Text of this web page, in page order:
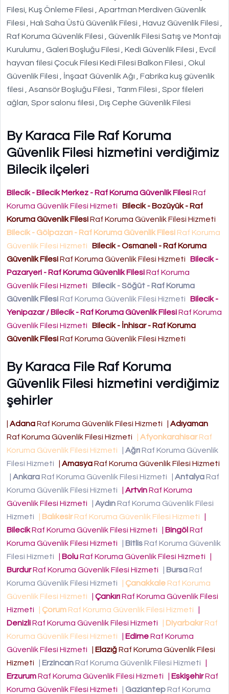
Filesi, Kuş Önleme Filesi , Apartman Merdiven Güvenlik
Filesi , Halı Saha Üstü Güvenlik Filesi , Havuz Güvenlik Filesi ,
Raf Koruma Güvenlik Filesi , Güvenlik Filesi Satış ve Montajı
Kurulumu , Galeri Boşluğu Filesi , Kedi Güvenlik Filesi , Evcil
hayvan filesi Çocuk Filesi Kedi Filesi Balkon Filesi , Okul
Güvenlik Filesi , İnşaat Güvenlik Ağı , Fabrika kuş güvenlik
filesi , Asansör Boşluğu Filesi , Tarım Filesi , Spor fileleri
ağları, Spor salonu filesi , Dış Cephe Güvenlik Filesi
By Karaca File Raf Koruma
Güvenlik Filesi hizmetini verdiğimiz
Bilecik ilçeleri
Bilecik - Bilecik Merkez - Raf Koruma Güvenlik FilesiRaf
Koruma Güvenlik Filesi Hizmeti
Bilecik - Bozüyük - Raf
Koruma Güvenlik FilesiRaf Koruma Güvenlik Filesi Hizmeti
Bilecik - Gölpazarı - Raf Koruma Güvenlik Filesi Raf Koruma
Güvenlik Filesi Hizmeti
Bilecik - Osmaneli - Raf Koruma
Güvenlik FilesiRaf Koruma Güvenlik Filesi Hizmeti
Bilecik -
Pazaryeri - Raf Koruma Güvenlik FilesiRaf Koruma
Güvenlik Filesi Hizmeti
Bilecik - Söğüt - Raf Koruma
Güvenlik FilesiRaf Koruma Güvenlik Filesi Hizmeti
Bilecik -
Yenipazar / Bilecik - Raf Koruma Güvenlik FilesiRaf Koruma
Güvenlik Filesi Hizmeti
Bilecik - İnhisar - Raf Koruma
Güvenlik FilesiRaf Koruma Güvenlik Filesi Hizmeti
By Karaca File Raf Koruma
Güvenlik Filesi hizmetini verdiğimiz
şehirler
AdanaRaf Koruma Güvenlik Filesi Hizmeti
Adıyaman
Raf Koruma Güvenlik Filesi Hizmeti
AfyonkarahisarRaf
Koruma Güvenlik Filesi Hizmeti
AğrıRaf Koruma Güvenlik
Filesi Hizmeti
AmasyaRaf Koruma Güvenlik Filesi Hizmeti
AnkaraRaf Koruma Güvenlik Filesi Hizmeti AntalyaRaf
Koruma Güvenlik Filesi Hizmeti
ArtvinRaf Koruma
Güvenlik Filesi Hizmeti
AydınRaf Koruma Güvenlik Filesi
Hizmeti
BalıkesirRaf Koruma Güvenlik Filesi Hizmeti
BilecikRaf Koruma Güvenlik Filesi Hizmeti Bingöl Raf
Koruma Güvenlik Filesi Hizmeti
BitlisRaf Koruma Güvenlik
Filesi Hizmeti
BoluRaf Koruma Güvenlik Filesi Hizmeti
BurdurRaf Koruma Güvenlik Filesi Hizmeti BursaRaf
Koruma Güvenlik Filesi Hizmeti
Çanakkale Raf Koruma
Güvenlik Filesi Hizmeti
ÇankırıRaf Koruma Güvenlik Filesi
Hizmeti
Çorum Raf Koruma Güvenlik Filesi Hizmeti
DenizliRaf Koruma Güvenlik Filesi Hizmeti DiyarbakırRaf
Koruma Güvenlik Filesi Hizmeti
EdirneRaf Koruma
Güvenlik Filesi Hizmeti
ElazığRaf Koruma Güvenlik Filesi
Hizmeti
ErzincanRaf Koruma Güvenlik Filesi Hizmeti
ErzurumRaf Koruma Güvenlik Filesi Hizmeti EskişehirRaf
Koruma Güvenlik Filesi Hizmeti
GaziantepRaf Koruma